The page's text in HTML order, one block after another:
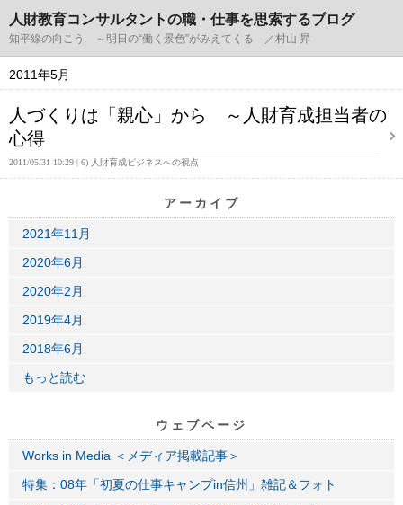
人財教育コンサルタントの職・仕事を思索するブログ
知平線の向こう ～明日の“働く景色”がみえてくる ／村山 昇
2011年5月
人づくりは「親心」から ～人財育成担当者の
心得
2011/05/31 10:29 6) 人財育成ビジネスへの視点
アーカイブ
2021年11月
2020年6月
2020年2月
2019年4月
2018年6月
もっと読む
ウェブページ
Works in Media ＜メディア掲載記事＞
特集：08年「初夏の仕事キャンプin信州」雑記＆フォト